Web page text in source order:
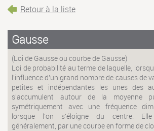
Retour à la liste
Gausse
(Loi de Gausse ou courbe de Gausse)
Loi de probabilité au terme de laquelle,
l'influence d'un grand nombre de causes de
petites et indépendantes les unes des
s'accumulent autour de la moyenne
symétriquement avec une fréquence
lorsque l'on s'éloigne du centre. Elle
généralement, par une courbe en forme de